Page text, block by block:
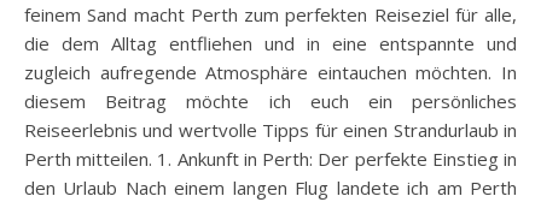
feinem Sand macht Perth zum perfekten Reiseziel für alle,
die dem Alltag entfliehen und in eine entspannte und
zugleich aufregende Atmosphäre eintauchen möchten. In
diesem Beitrag möchte ich euch ein persönliches
Reiseerlebnis und wertvolle Tipps für einen Strandurlaub in
Perth mitteilen. 1. Ankunft in Perth: Der perfekte Einstieg in
den Urlaub Nach einem langen Flug landete ich am Perth